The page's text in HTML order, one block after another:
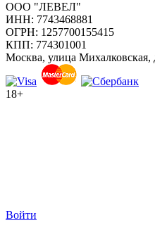
ООО "ЛЕВЕЛ"
ИНН: 7743468881
ОГРН: 1257700155415
КПП: 774301001
Москва, улица Михалковская,
18+
Войти